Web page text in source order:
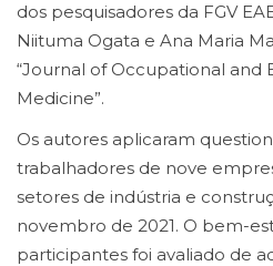
dos pesquisadores da FGV
Niituma Ogata e Ana Maria
“Journal of Occupational and
Medicine”.
Os autores aplicaram
trabalhadores de nove
setores de indústria e
novembro de 2021. O bem-
participantes foi avaliado de